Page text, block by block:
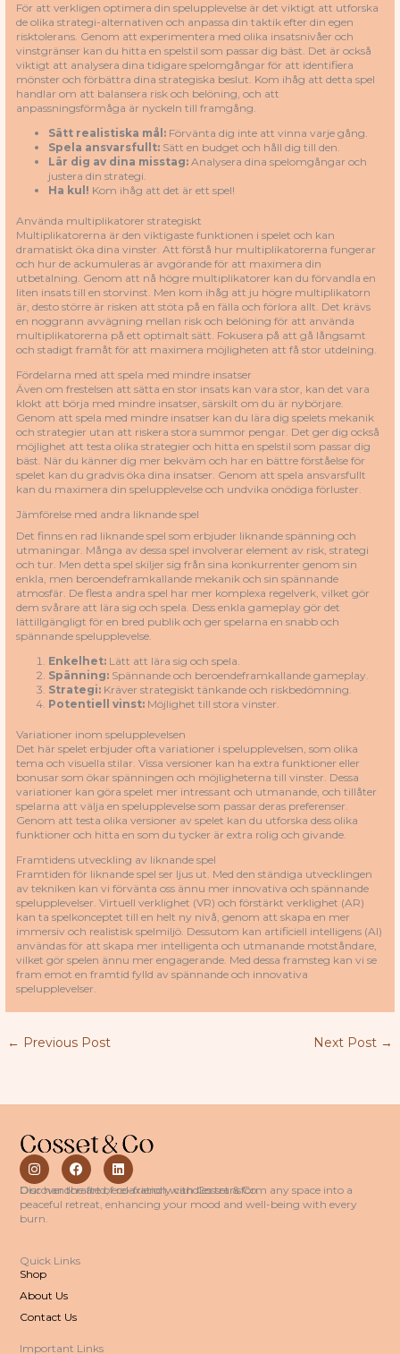
För att verkligen optimera din spelupplevelse är det viktigt att utforska
de olika strategi-alternativen och anpassa din taktik efter din egen
risktolerans. Genom att experimentera med olika insatsnivåer och
vinstgränser kan du hitta en spelstil som passar dig bäst. Det är också
viktigt att analysera dina tidigare spelomgångar för att identifiera
mönster och förbättra dina strategiska beslut. Kom ihåg att detta spel
handlar om att balansera risk och belöning, och att
anpassningsförmåga är nyckeln till framgång.
Sätt realistiska mål: Förvänta dig inte att vinna varje gång.
Spela ansvarsfullt: Sätt en budget och håll dig till den.
Lär dig av dina misstag: Analysera dina spelomgångar och
justera din strategi.
Ha kul! Kom ihåg att det är ett spel!
Använda multiplikatorer strategiskt
Multiplikatorerna är den viktigaste funktionen i spelet och kan
dramatiskt öka dina vinster. Att förstå hur multiplikatorerna fungerar
och hur de ackumuleras är avgörande för att maximera din
utbetalning. Genom att nå högre multiplikatorer kan du förvandla en
liten insats till en storvinst. Men kom ihåg att ju högre multiplikatorn
är, desto större är risken att stöta på en fälla och förlora allt. Det krävs
en noggrann avvägning mellan risk och belöning för att använda
multiplikatorerna på ett optimalt sätt. Fokusera på att gå långsamt
och stadigt framåt för att maximera möjligheten att få stor utdelning.
Fördelarna med att spela med mindre insatser
Även om frestelsen att sätta en stor insats kan vara stor, kan det vara
klokt att börja med mindre insatser, särskilt om du är nybörjare.
Genom att spela med mindre insatser kan du lära dig spelets mekanik
och strategier utan att riskera stora summor pengar. Det ger dig också
möjlighet att testa olika strategier och hitta en spelstil som passar dig
bäst. När du känner dig mer bekväm och har en bättre förståelse för
spelet kan du gradvis öka dina insatser. Genom att spela ansvarsfullt
kan du maximera din spelupplevelse och undvika onödiga förluster.
Jämförelse med andra liknande spel
Det finns en rad liknande spel som erbjuder liknande spänning och
utmaningar. Många av dessa spel involverar element av risk, strategi
och tur. Men detta spel skiljer sig från sina konkurrenter genom sin
enkla, men beroendeframkallande mekanik och sin spännande
atmosfär. De flesta andra spel har mer komplexa regelverk, vilket gör
dem svårare att lära sig och spela. Dess enkla gameplay gör det
lättillgängligt för en bred publik och ger spelarna en snabb och
spännande spelupplevelse.
Enkelhet: Lätt att lära sig och spela.
Spänning: Spännande och beroendeframkallande gameplay.
Strategi: Kräver strategiskt tänkande och riskbedömning.
Potentiell vinst: Möjlighet till stora vinster.
Variationer inom spelupplevelsen
Det här spelet erbjuder ofta variationer i spelupplevelsen, som olika
tema och visuella stilar. Vissa versioner kan ha extra funktioner eller
bonusar som ökar spänningen och möjligheterna till vinster. Dessa
variationer kan göra spelet mer intressant och utmanande, och tillåter
spelarna att välja en spelupplevelse som passar deras preferenser.
Genom att testa olika versioner av spelet kan du utforska dess olika
funktioner och hitta en som du tycker är extra rolig och givande.
Framtidens utveckling av liknande spel
Framtiden för liknande spel ser ljus ut. Med den ständiga utvecklingen
av tekniken kan vi förvänta oss ännu mer innovativa och spännande
spelupplevelser. Virtuell verklighet (VR) och förstärkt verklighet (AR)
kan ta spelkonceptet till en helt ny nivå, genom att skapa en mer
immersiv och realistisk spelmiljö. Dessutom kan artificiell intelligens (AI)
användas för att skapa mer intelligenta och utmanande motståndare,
vilket gör spelen ännu mer engagerande. Med dessa framsteg kan vi se
fram emot en framtid fylld av spännande och innovativa
spelupplevelser.
← Previous Post Next Post →
I
n
s
t
a
g
a
m
F
a
c
e
b
L
i
n
k
e
Discover the art of relaxation with Cosset & Co.
Our handcrafted, eco-friendly candles transform any space into a
peaceful retreat, enhancing your mood and well-being with every
burn.
Quick Links
Shop
About Us
Contact Us
Important Links